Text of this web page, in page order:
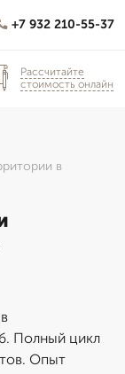
+7 932 210-55-37
Рассчитайте
стоимость онлайн
в
Полный цикл
Опыт